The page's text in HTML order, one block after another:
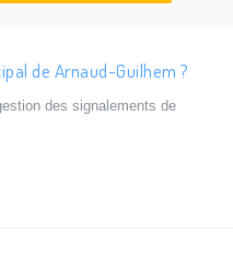
de Arnaud-Guilhem ?
des signalements de